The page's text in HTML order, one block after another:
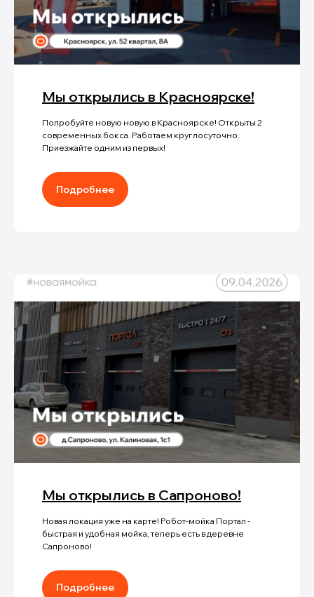
Мы открылись в Красноярске!
Попробуйте новую новую в Красноярске! Открыты 2
современных бокса. Работаем круглосуточно.
Приезжайте одним из первых!
Подробнее
Мы открылись в Сапроново!
Новая локация уже на карте! Робот-мойка Портал -
быстрая и удобная мойка, теперь есть в деревне
Сапроново!
Подробнее